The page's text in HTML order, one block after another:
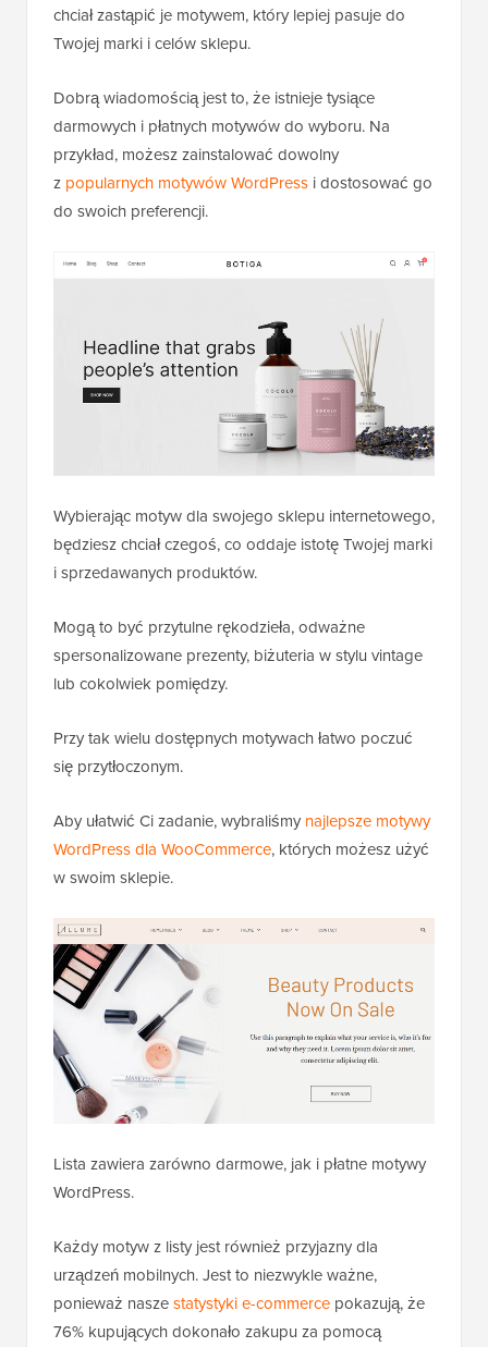
chciał zastąpić je motywem, który lepiej pasuje do
Twojej marki i celów sklepu.
Dobrą wiadomością jest to, że istnieje tysiące
darmowych i płatnych motywów do wyboru. Na
przykład, możesz zainstalować dowolny
z popularnych motywów WordPress i dostosować go
do swoich preferencji.
Wybierając motyw dla swojego sklepu internetowego,
będziesz chciał czegoś, co oddaje istotę Twojej marki
i sprzedawanych produktów.
Mogą to być przytulne rękodzieła, odważne
spersonalizowane prezenty, biżuteria w stylu vintage
lub cokolwiek pomiędzy.
Przy tak wielu dostępnych motywach łatwo poczuć
się przytłoczonym.
Aby ułatwić Ci zadanie, wybraliśmy najlepsze motywy
WordPress dla WooCommerce, których możesz użyć
w swoim sklepie.
Lista zawiera zarówno darmowe, jak i płatne motywy
WordPress.
Każdy motyw z listy jest również przyjazny dla
urządzeń mobilnych. Jest to niezwykle ważne,
ponieważ naszestatystyki e-commerce pokazują, że
76% kupujących dokonało zakupu za pomocą